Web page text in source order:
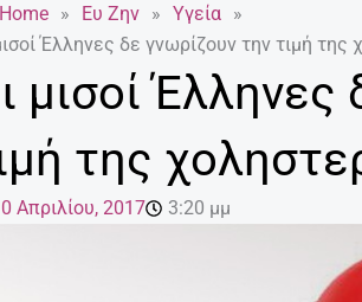
Home » Ευ Ζην » Υγεία »
Έλληνες δε γνωρίζουν την τιμή της
μισοί Έλληνες
της
Απριλίου, 2017 3:20 μμ